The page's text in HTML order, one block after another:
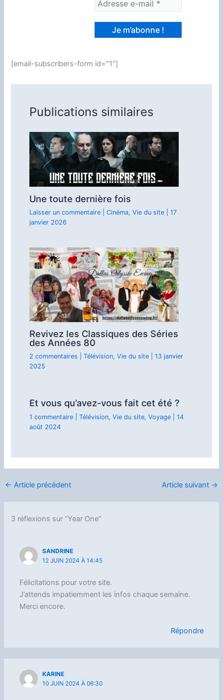
[email-subscribers-form id="1"]
Publications similaires
Une toute dernière fois
Laisser un commentaire Cinéma, Vie du site| 17
janvier 2026
Revivez les Classiques des Séries
des Années 80
2 commentaires Télévision, Vie du site| 13 janvier
2025
Et vous qu’avez-vous fait cet été ?
1 commentaire Télévision, Vie du site, Voyage| 14
août 2024
← Article précédent Article suivant →
3 réflexions sur “Year One”
SANDRINE
12 JUIN 2024 À 14:45
Félicitations pour votre site.
J’attends impatiemment les infos chaque semaine.
Merci encore.
Répondre
KARINE
10 JUIN 2024 À 06:30